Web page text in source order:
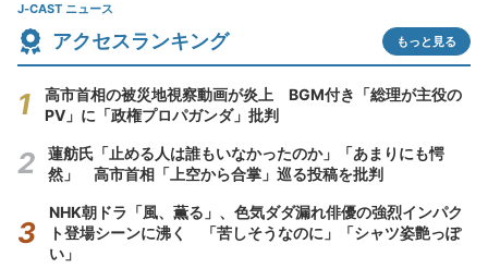
J-CAST ニュース
アクセスランキング もっと見る
高市首相の被災地視察動画が炎上 BGM付き「総理が主役の
PV」に「政権プロパガンダ」批判
蓮舫氏「止める人は誰もいなかったのか」「あまりにも愕
然」 高市首相「上空から合掌」巡る投稿を批判
NHK朝ドラ「風、薫る」、色気ダダ漏れ俳優の強烈インパク
ト登場シーンに沸く 「苦しそうなのに」「シャツ姿艶っぽ
い」